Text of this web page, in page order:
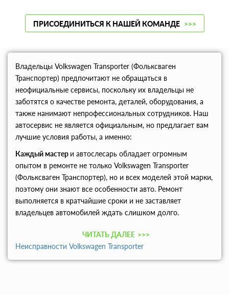
ПРИСОЕДИНИТЬСЯ К НАШЕЙ КОМАНДЕ >>>
Владельцы Volkswagen Transporter (Фольксваген
Транспортер) предпочитают не обращаться в
неофициальные сервисы, поскольку их владельцы не
заботятся о качестве ремонта, деталей, оборудования, а
также нанимают непрофессиональных сотрудников. Наш
автосервис не является официальным, но предлагает вам
лучшие условия работы, а именно:
Каждый мастер и автослесарь обладает огромным
опытом в ремонте не только Volkswagen Transporter
(Фольксваген Транспортер), но и всех моделей этой марки,
поэтому они знают все особенности авто. Ремонт
выполняется в кратчайшие сроки и не заставляет
владельцев автомобилей ждать слишком долго.
ЧИТАТЬ ДАЛЕЕ >>>
Неисправности Volkswagen Transporter